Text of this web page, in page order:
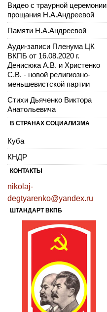
Видео с траурной церемонии
прощания Н.А.Андреевой
Памяти Н.А.Андреевой
Ауди-записи Пленума ЦК
ВКПБ от 16.08.2020 г.
Денисюка А.В. и Христенко
С.В. - новой религиозно-
меньшевистской партии
Стихи Дьяченко Виктора
Анатольевича
В СТРАНАХ СОЦИАЛИЗМА
Куба
КНДР
КОНТАКТЫ
nikolaj-
degtyarenko@yandex.ru
ШТАНДАРТ ВКПБ